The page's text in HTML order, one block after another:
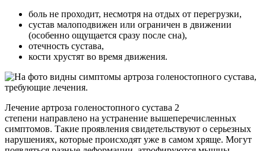
боль не проходит, несмотря на отдых от перегрузки,
сустав малоподвижен или ограничен в движении
(особенно ощущается сразу после сна),
отечность сустава,
кости хрустят во время движения.
Лечение артроза голеностопного сустава 2
степени направлено на устранение вышеперечисленных
симптомов. Такие проявления свидетельствуют о серьезных
нарушениях, которые происходят уже в самом хряще. Могут